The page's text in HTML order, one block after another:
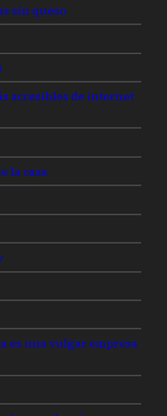
sin queso
accesibles de internet
la casa
es una vulgar empresa